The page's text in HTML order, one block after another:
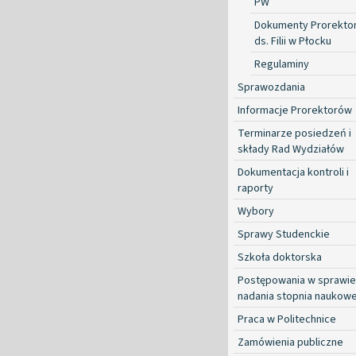
Dokumenty
ds. Filii w Płocku
Regulaminy
Sprawozdania
Informacje Prorektorów
Terminarze posiedzeń i
składy Rad Wydziałów
Dokumentacja kontroli i
raporty
Wybory
Sprawy Studenckie
Szkoła doktorska
Postępowania w sprawie
nadania stopnia
Praca w Politechnice
Zamówienia publiczne